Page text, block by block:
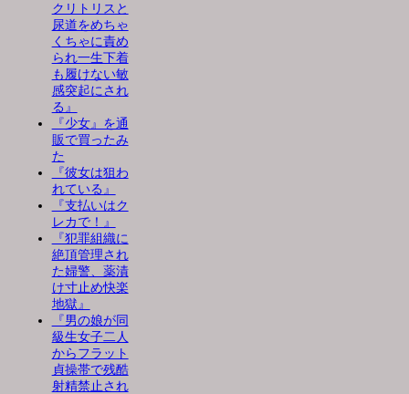
クリトリスと
尿道をめちゃ
くちゃに責め
られ一生下着
も履けない敏
感突起にされ
る』
『少女』を通
販で買ったみ
た
『彼女は狙わ
れている』
『支払いはク
レカで！』
『犯罪組織に
絶頂管理され
た婦警、薬漬
け寸止め快楽
地獄』
『男の娘が同
級生女子二人
からフラット
貞操帯で残酷
射精禁止され